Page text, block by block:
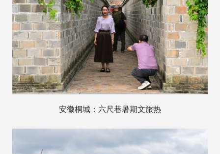
安徽桐城：六尺巷暑期文旅热